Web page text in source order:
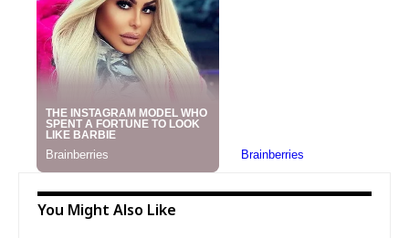
You Might Also Like